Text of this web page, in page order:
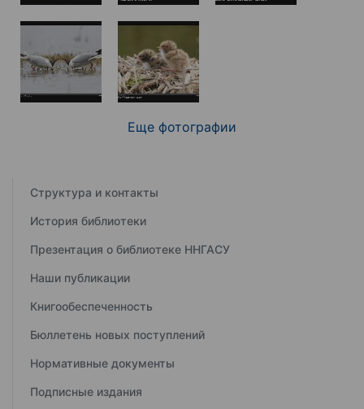
Еще фотографии
Структура и контакты
История библиотеки
Презентация о библиотеке ННГАСУ
Наши публикации
Книгообеспеченность
Бюллетень новых поступлений
Нормативные документы
Подписные издания